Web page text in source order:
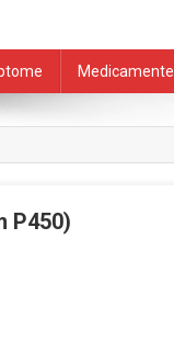
Medicamente
P450)